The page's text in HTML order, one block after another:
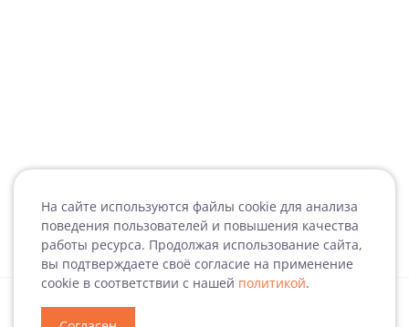
На сайте используются файлы cookie для анализа
поведения пользователей и повышения качества
работы ресурса. Продолжая использование сайта,
вы подтверждаете своё согласие на применение
cookie в соответствии с нашей политикой.